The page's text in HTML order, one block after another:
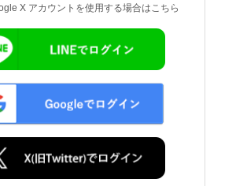
X アカウントを使用する場合はこちら